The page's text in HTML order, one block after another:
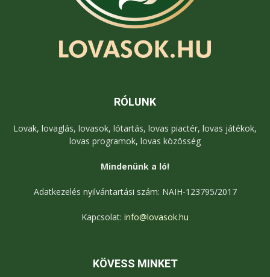
RÓLUNK
Lovak, lovaglás, lovasok, lótartás, lovas piactér, lovas játékok,
lovas programok, lovas közösség
Mindenünk a ló!
Adatkezelés nyilvántartási szám: NAIH-123795/2017
Kapcsolat: info@lovasok.hu
KÖVESS MINKET